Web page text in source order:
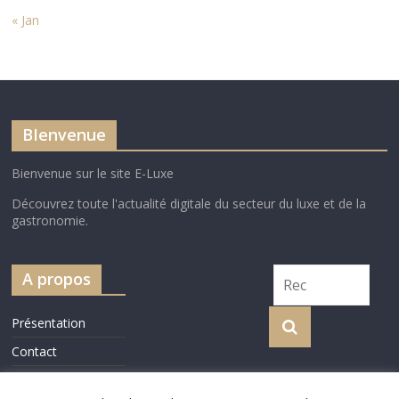
« Jan
BIenvenue
Bienvenue sur le site E-Luxe
Découvrez toute l'actualité digitale du secteur du luxe et de la
gastronomie.
A propos
Présentation
Contact